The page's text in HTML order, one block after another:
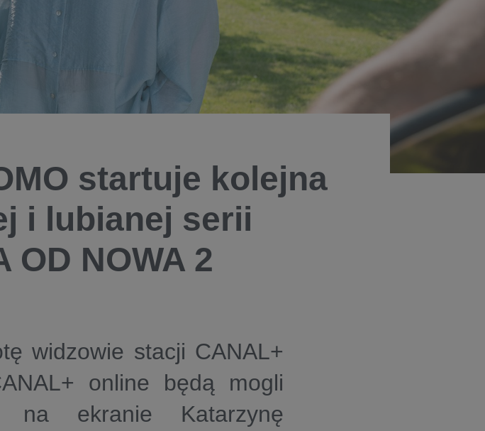
startuje kolejna
i lubianej serii
OD NOWA 2
widzowie stacji CANAL+
online będą mogli
na ekranie Katarzynę